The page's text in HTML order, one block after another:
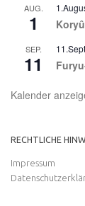
AUG.
1
SEP.
11
Kalender
RECHTLICHE
Impressum